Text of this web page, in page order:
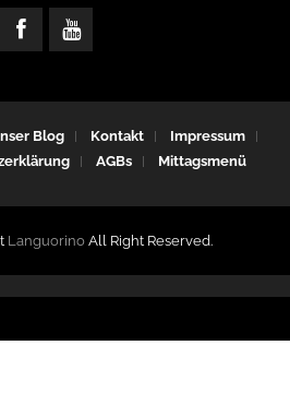
Blog Kontakt
Impressum
AGBs Mittagsmenü
LanguorinoAll Right Reserved.